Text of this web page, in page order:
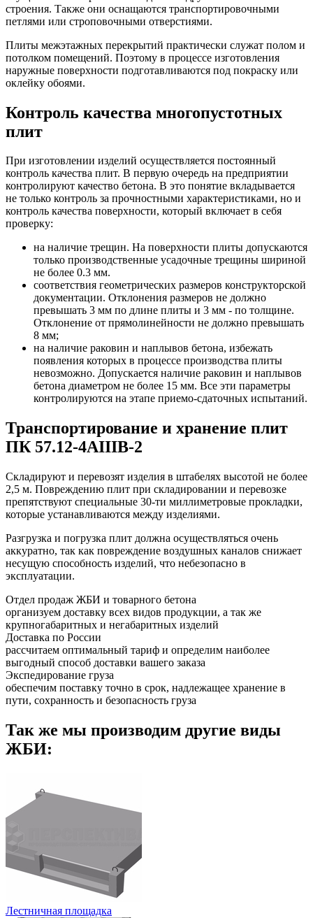
строения. Также они оснащаются транспортировочными
петлями или строповочными отверстиями.
Плиты межэтажных перекрытий практически служат полом и
потолком помещений. Поэтому в процессе изготовления
наружные поверхности подготавливаются под покраску или
оклейку обоями.
Контроль качества многопустотных
плит
При изготовлении изделий осуществляется постоянный
контроль качества плит. В первую очередь на предприятии
контролируют качество бетона. В это понятие вкладывается
не только контроль за прочностными характеристиками, но и
контроль качества поверхности, который включает в себя
проверку:
на наличие трещин. На поверхности плиты допускаются
только производственные усадочные трещины шириной
не более 0.3 мм.
соответствия геометрических размеров конструкторской
документации. Отклонения размеров не должно
превышать 3 мм по длине плиты и 3 мм - по толщине.
Отклонение от прямолинейности не должно превышать
8 мм;
на наличие раковин и наплывов бетона, избежать
появления которых в процессе производства плиты
невозможно. Допускается наличие раковин и наплывов
бетона диаметром не более 15 мм. Все эти параметры
контролируются на этапе приемо-сдаточных испытаний.
Транспортирование и хранение плит
ПК 57.12-4АIIIВ-2
Складируют и перевозят изделия в штабелях высотой не более
2,5 м. Повреждению плит при складировании и перевозке
препятствуют специальные 30-ти миллиметровые прокладки,
которые устанавливаются между изделиями.
Разгрузка и погрузка плит должна осуществляться очень
аккуратно, так как повреждение воздушных каналов снижает
несущую способность изделий, что небезопасно в
эксплуатации.
Отдел продаж ЖБИ и товарного бетона
организуем доставку всех видов продукции, а так же
крупногабаритных и негабаритных изделий
Доставка по России
рассчитаем оптимальный тариф и определим наиболее
выгодный способ доставки вашего заказа
Экспедирование груза
обеспечим поставку точно в срок, надлежащее хранение в
пути, сохранность и безопасность груза
Так же мы производим другие виды
ЖБИ:
Лестничная площадка